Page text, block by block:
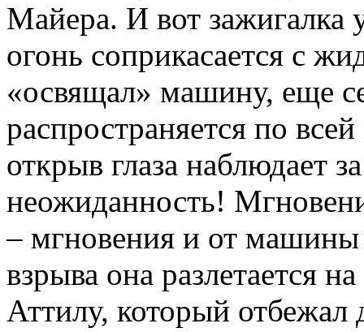
Майера. И вот зажигалка
огонь соприкасается с
«освящал» машину, еще
распространяется по
открыв глаза наблюдает
неожиданность!
– мгновения и от машины
взрыва она разлетается
Аттилу, который отбежал